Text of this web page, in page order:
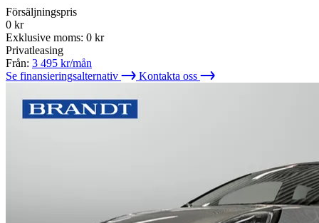
Försäljningspris
0 kr
Exklusive moms: 0 kr
Privatleasing
Från: 3 495 kr/mån
Se finansieringsalternativ
Kontakta oss